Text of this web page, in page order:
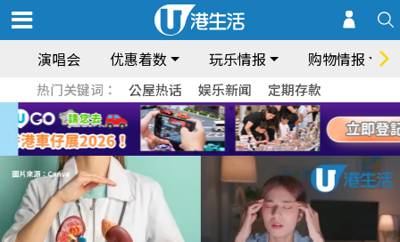
演唱会 优惠着数 玩乐情报 购物情报
热门关键词： 公屋热话 娱乐新闻 定期存款